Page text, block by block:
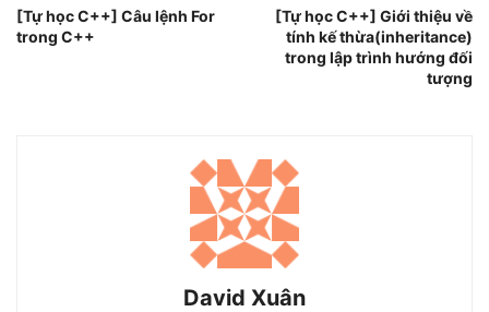
[Tự học C++] Câu lệnh For
trong C++
[Tự học C++] Giới thiệu về
tính kế thừa(inheritance)
trong lập trình hướng đối
tượng
David Xuân